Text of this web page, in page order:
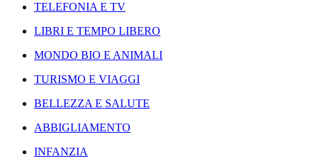
TELEFONIA E TV
LIBRI E TEMPO LIBERO
MONDO BIO E ANIMALI
TURISMO E VIAGGI
BELLEZZA E SALUTE
ABBIGLIAMENTO
INFANZIA